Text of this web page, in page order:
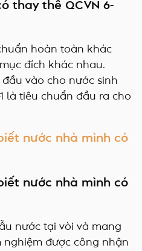
thay thế QCVN 6-
hoàn toàn khác
đích khác nhau.
đầu vào cho nước sinh
là tiêu chuẩn đầu ra cho
nước nhà mình có
nước nhà mình có
nước tại vòi và mang
nghiệm được công nhận